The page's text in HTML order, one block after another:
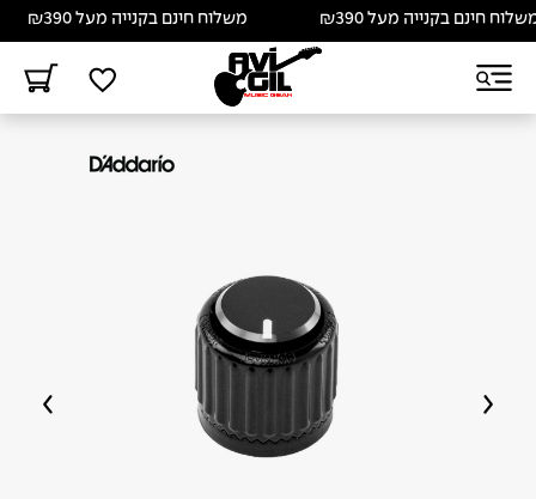
חינם בקנייה מעל ₪390 משלוח חינם בקנייה מעל ₪390